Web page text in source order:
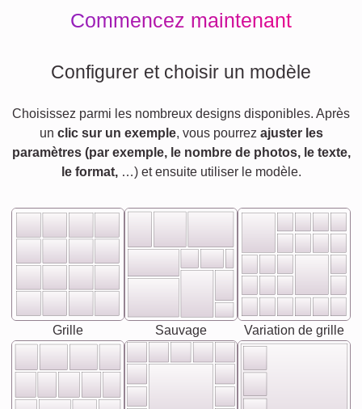
Commencez maintenant
Configurer et choisir un modèle
Choisissez parmi les nombreux designs disponibles. Après
un clic sur un exemple, vous pourrez ajuster les
paramètres (par exemple, le nombre de photos, le texte,
le format,…) et ensuite utiliser le modèle.
Grille Sauvage Variation de grille